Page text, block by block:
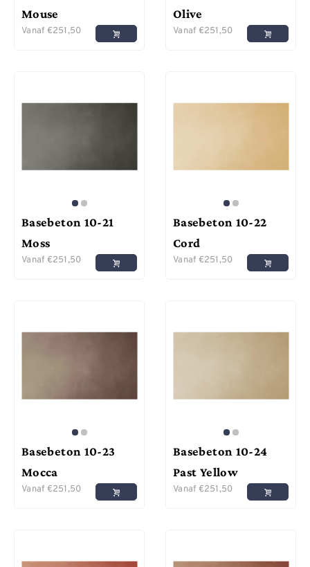
Mouse
Vanaf €251,50
Olive
Vanaf €251,50
Basebeton 10-21
Moss
Vanaf €251,50
Basebeton 10-22
Cord
Vanaf €251,50
Basebeton 10-23
Mocca
Vanaf €251,50
Basebeton 10-24
Past Yellow
Vanaf €251,50